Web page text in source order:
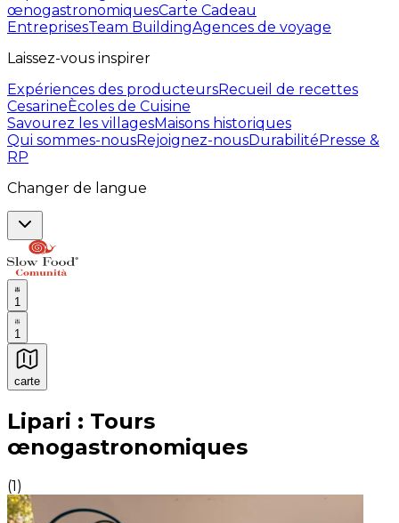
œnogastronomiquesCarte Cadeau
EntreprisesTeam BuildingAgences de voyage
Laissez-vous inspirer
Expériences des producteursRecueil de recettes
CesarineÈcoles de Cuisine
Savourez les villagesMaisons historiques
Qui sommes-nousRejoignez-nousDurabilitéPresse &
RP
Changer de langue
1
1
carte
Expériences culinaires inoubliables : Expériences
Lipari : Tours
œnogastronomiques
(1)